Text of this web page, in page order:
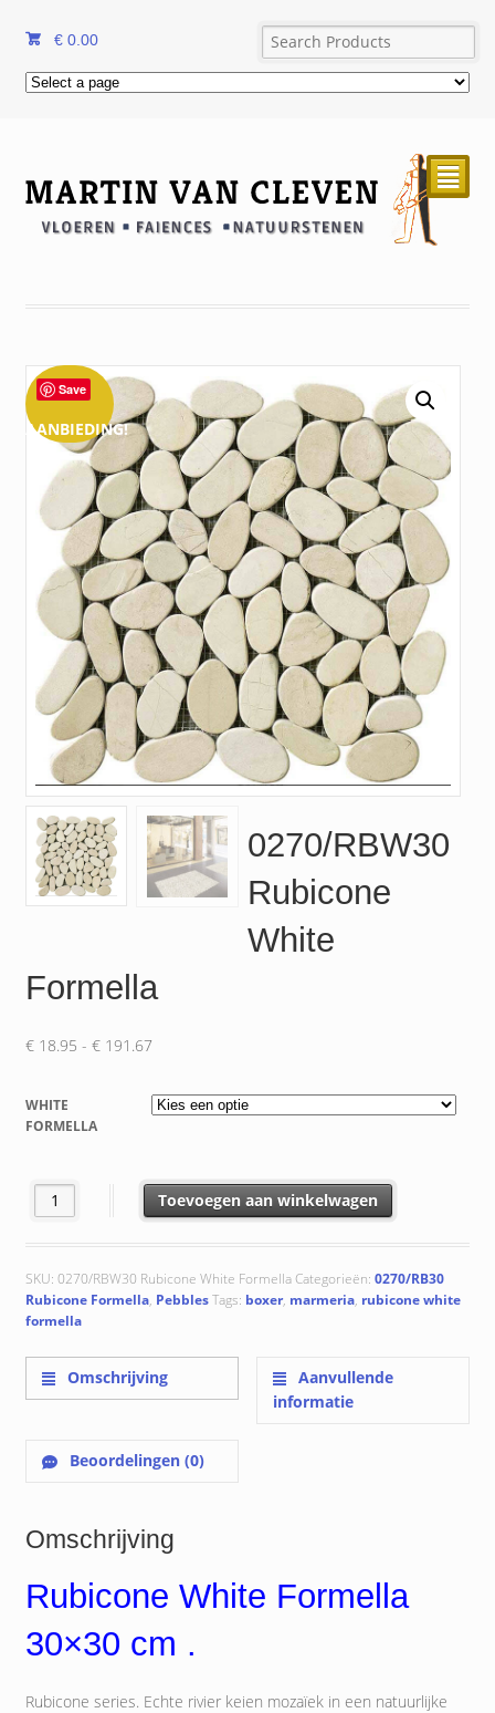
€ 0.00
²
AANBIEDING!
Save
0270/RBW30
Rubicone
White
Formella
€18.95 - €191.67Prijsklasse:
tot
€ 191.67
WHITE
FORMELLA
0270/RBW30 Rubicone White Formella aantal
Toevoegen aan winkelwagen
SKU: 0270/RBW30 Rubicone White FormellaCategorieën: 0270/RB30
Rubicone Formella, PebblesTags: boxer, marmeria, rubicone white
formella
Omschrijving
Aanvullende
informatie
Beoordelingen (0)
Omschrijving
Rubicone White Formella
30×30 cm .
Rubicone series. Echte rivier keien mozaïek in een natuurlijke